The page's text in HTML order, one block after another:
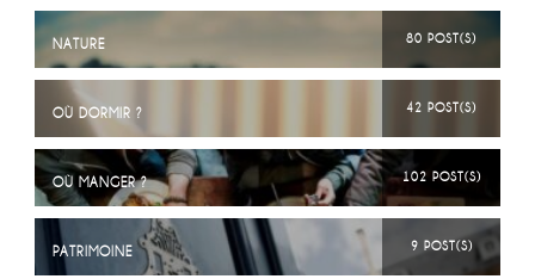
NATURE 80 POST(S)
OÙ DORMIR ? 42 POST(S)
OÙ MANGER ? 102 POST(S)
PATRIMOINE 9 POST(S)